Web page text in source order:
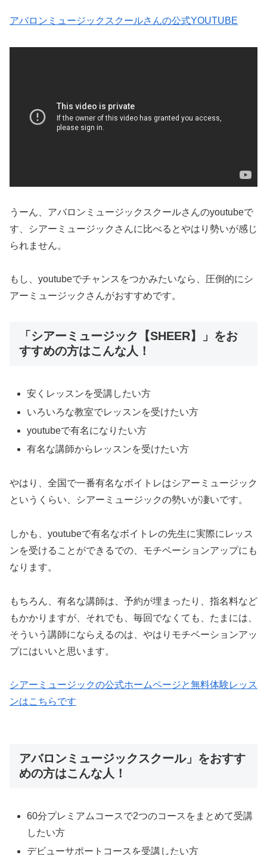
アバロンミュージックスクールさんの公式YOUTUBE
うーん、アバロンミュージックスクールさんのyoutubeで
す、シアーミュージックさんに比べるとやはり勢いが感じ
られません。
もし、youtubeでチャンスをつかみたいなら、圧倒的にシ
アーミュージックさんがおすすめです。
「シアーミュージック【SHEER】」をお
すすめの方はこんな人！
安くレッスンを受講したい方
いろいろな教室でレッスンを受けたい方
youtubeで有名になりたい方
有名な講師からレッスンを受けたい方
やはり、全国で一番有名なボイトレはシアーミュージック
というくらい、シアーミュージックの勢いが凄いです。
しかも、youtubeで有名なボイトレの先生に実際にレッス
ンを受けることができるでの、モチベーションアップにも
なります。
もちろん、有名な講師は、予約が埋まったり、指名料など
もかかりますが、それでも、毎回でなくても、たまには、
そういう講師にならえるのは、やはりモチベーションアッ
プにはいいと思います。
シアーミュージックの公式ホームページと無料体験レッス
ンはこちらです
アバロンミュージックスクール」をおすす
めの方はこんな人！
60分プレミアムコースで2つのコースをまとめて受講
したい方
デビューサポートコースを受講したい方